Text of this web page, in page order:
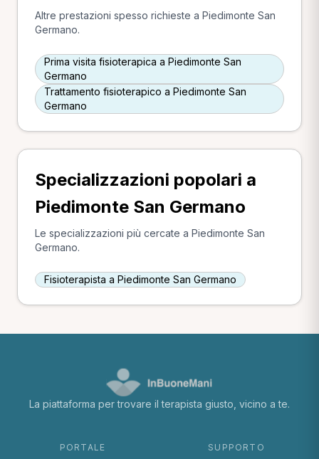
Altre prestazioni spesso richieste a Piedimonte San
Germano.
Prima visita fisioterapica a Piedimonte San
Germano
Trattamento fisioterapico a Piedimonte San
Germano
Specializzazioni popolari a
Piedimonte San Germano
Le specializzazioni più cercate a Piedimonte San
Germano.
Fisioterapista a Piedimonte San Germano
La piattaforma per trovare il terapista giusto, vicino a te.
PORTALE SUPPORTO